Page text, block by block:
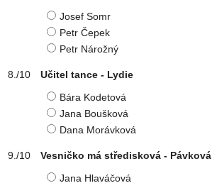
Josef Somr
Petr Čepek
Petr Nárožný
Učitel tance - Lydie
Bára Kodetová
Jana Boušková
Dana Morávková
Vesničko má středisková - Pávková
Jana Hlaváčová